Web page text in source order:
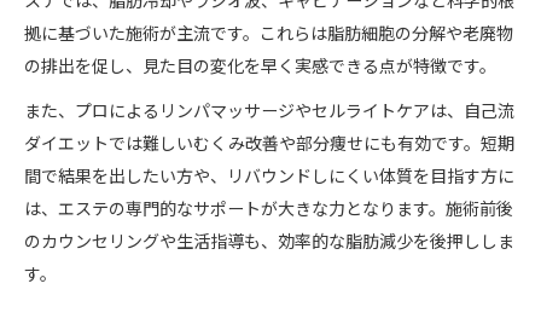
拠に基づいた施術が主流です。これらは脂肪細胞の分解や老廃物
の排出を促し、見た目の変化を早く実感できる点が特徴です。
また、プロによるリンパマッサージやセルライトケアは、自己流
ダイエットでは難しいむくみ改善や部分痩せにも有効です。短期
間で結果を出したい方や、リバウンドしにくい体質を目指す方に
は、エステの専門的なサポートが大きな力となります。施術前後
のカウンセリングや生活指導も、効率的な脂肪減少を後押ししま
す。